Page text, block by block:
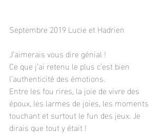
Septembre 2019 Lucie et Hadrien
J’aimerais vous dire génial !
Ce que j’ai retenu le plus c’est bien
l’authenticité des émotions.
Entre les fou rires, la joie de vivre des
époux, les larmes de joies, les moments
touchant et surtout le fun des jeux. Je
dirais que tout y était !